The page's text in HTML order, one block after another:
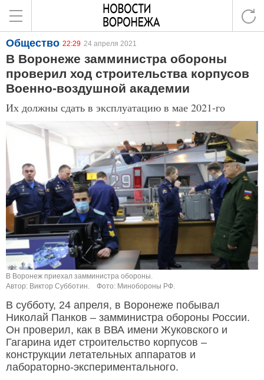
Общество 22:29 24 апреля 2021
В Воронеже замминистра обороны
проверил ход строительства корпусов
Военно-воздушной академии
Их должны сдать в эксплуатацию в мае 2021-го
В Воронеж приехал замминистра обороны.
Автор: Виктор Субботин.
Фото: Минобороны РФ.
В субботу, 24 апреля, в Воронеже побывал
Николай Панков – замминистра обороны России.
Он проверил, как в ВВА имени Жуковского и
Гагарина идет строительство корпусов –
конструкции летательных аппаратов и
лабораторно-экспериментального.